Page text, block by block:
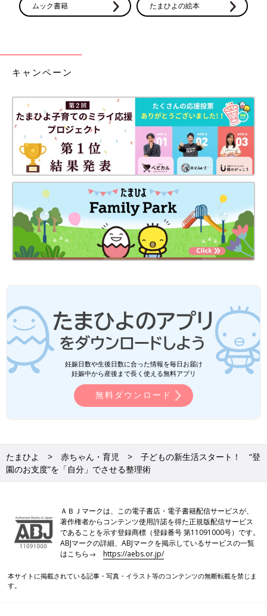
ムック書籍 たまひよの絵本
キャンペーン
妊娠日数や生後日数に合った情報を毎日お届け
妊娠中から産後まで長く使える無料アプリ
無料ダウンロード
たまひよ 赤ちゃん・育児
子どもの新生活スタート！ “登
園のお支度”を「自分」でさせる整理術
ＡＢＪマークは、この電子書店・電子書籍配信サービスが、
著作権者からコンテンツ使用許諾を得た正規版配信サービス
であることを示す登録商標（登録番号 第11091000号）です。
ABJマークの詳細、ABJマークを掲示しているサービスの一覧
はこちら→https://aebs.or.jp/
本サイトに掲載されている記事・写真・イラスト等のコンテンツの無断転載を禁じま
す。